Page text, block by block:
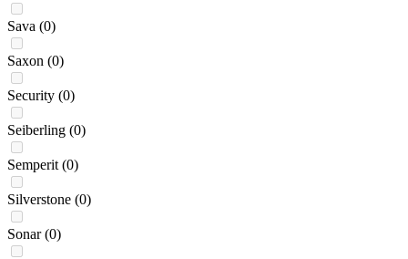
Sava (0)
Saxon (0)
Security (0)
Seiberling (0)
Semperit (0)
Silverstone (0)
Sonar (0)